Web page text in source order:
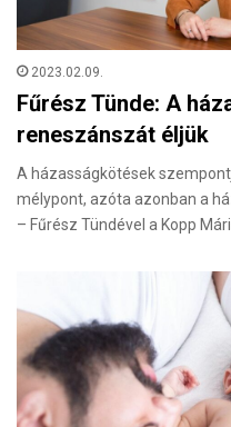
2023.02.09.
Fűrész Tünde: A
reneszánszát éljük
A házasságkötések
mélypont, azóta azonban a
– Fűrész Tündével a Kopp